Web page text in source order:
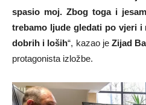
spasio moj. Zbog toga i
trebamo ljude gledati po vjeri
dobrih i loših“, kazao je Zijad
protagonista izložbe.